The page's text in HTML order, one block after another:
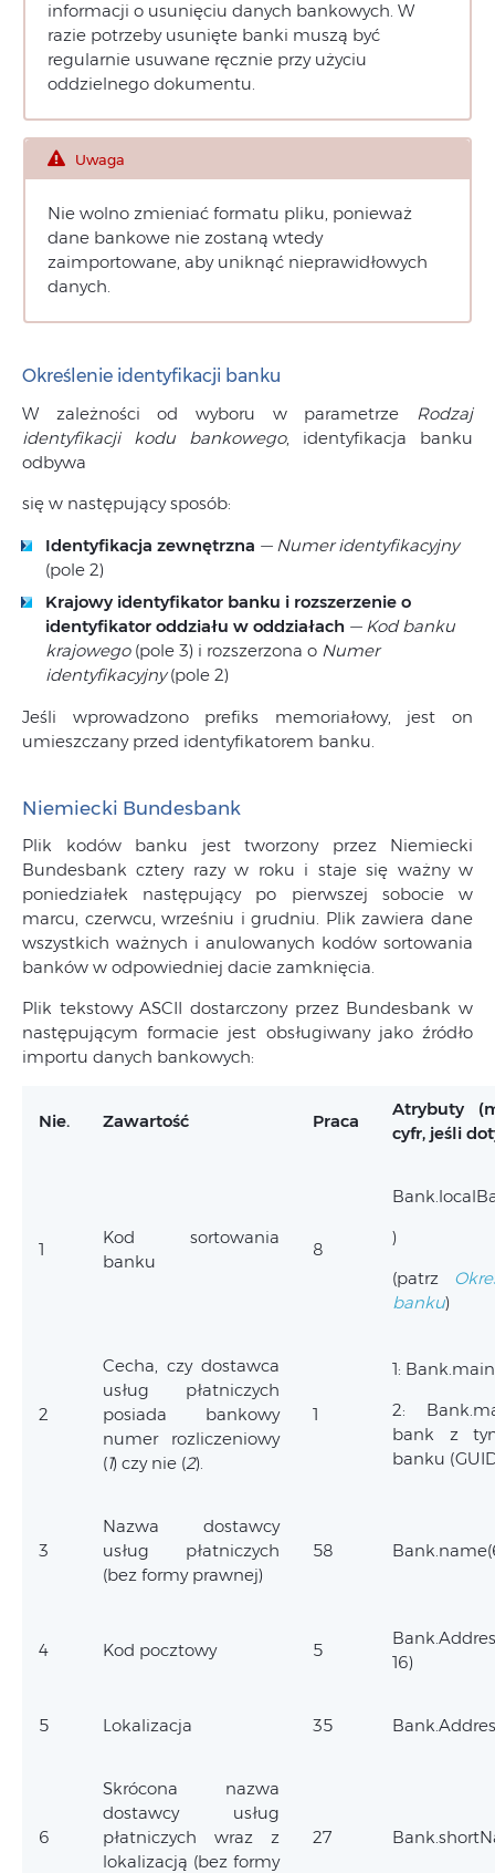
informacji o usunięciu danych bankowych. W
razie potrzeby usunięte banki muszą być
regularnie usuwane ręcznie przy użyciu
oddzielnego dokumentu.
Uwaga
Nie wolno zmieniać formatu pliku, ponieważ
dane bankowe nie zostaną wtedy
zaimportowane, aby uniknąć nieprawidłowych
danych.
Określenie identyfikacji banku
W zależności od wyboru w parametrze Rodzaj
identyfikacji kodu bankowego, identyfikacja banku
odbywa
się w następujący sposób:
Identyfikacja zewnętrzna — Numer identyfikacyjny
(pole 2)
Krajowy identyfikator banku i rozszerzenie o
identyfikator oddziału w oddziałach — Kod banku
krajowego(pole 3) i rozszerzona o Numer
identyfikacyjny(pole 2)
Jeśli wprowadzono prefiks memoriałowy, jest on
umieszczany przed identyfikatorem banku.
Niemiecki Bundesbank
Plik kodów banku jest tworzony przez Niemiecki
Bundesbank cztery razy w roku i staje się ważny w
poniedziałek następujący po pierwszej sobocie w
marcu, czerwcu, wrześniu i grudniu. Plik zawiera dane
wszystkich ważnych i anulowanych kodów sortowania
banków w odpowiedniej dacie zamknięcia.
Plik tekstowy ASCII dostarczony przez Bundesbank w
następującym formacie jest obsługiwany jako źródło
importu danych bankowych:
Nie. Zawartość Praca
Atrybuty
cyfr, jeśli
1
Kod sortowania
banku
8
)
(patrz
banku)
2
Cecha, czy dostawca
usług płatniczych
posiada bankowy
numer rozliczeniowy
(1) czy nie (2).
1
1:
2:
bank z
banku
3
Nazwa dostawcy
usług płatniczych
(bez formy prawnej)
58
4 Kod pocztowy 5
16)
5 Lokalizacja 35
6
Skrócona nazwa
dostawcy usług
płatniczych wraz z
lokalizacją (bez formy
27